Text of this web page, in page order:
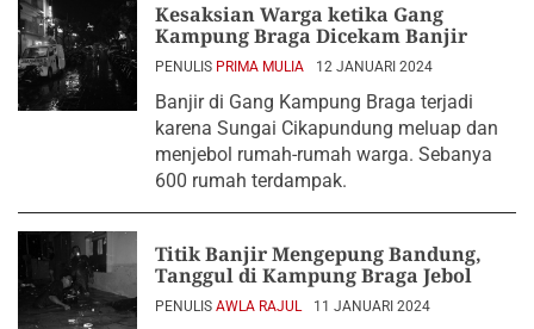
Kesaksian Warga ketika Gang
Kampung Braga Dicekam Banjir
PENULIS PRIMA MULIA 12 JANUARI 2024
Banjir di Gang Kampung Braga terjadi
karena Sungai Cikapundung meluap dan
menjebol rumah-rumah warga. Sebanya
600 rumah terdampak.
Titik Banjir Mengepung Bandung,
Tanggul di Kampung Braga Jebol
PENULIS AWLA RAJUL 11 JANUARI 2024